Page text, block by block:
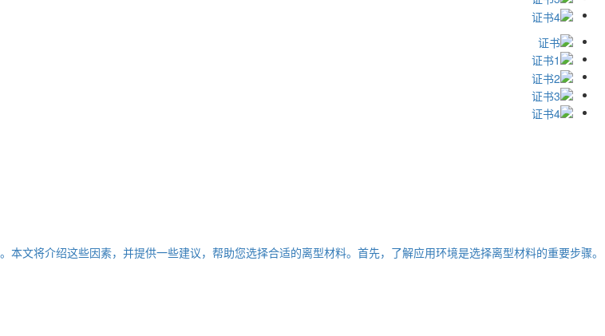
文将介绍这些因素，并提供一些建议，帮助您选择合适的离型材料。首先，了解应用环境是选择离型材料的重要步骤。